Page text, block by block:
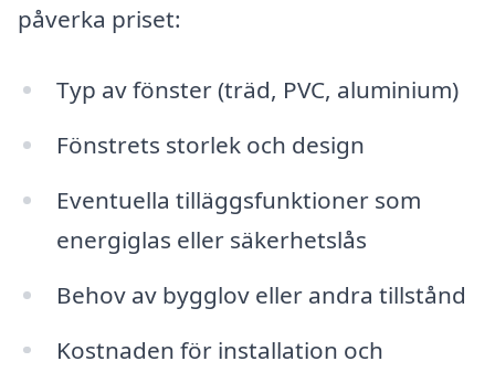
påverka priset:
Typ av fönster (träd, PVC, aluminium)
Fönstrets storlek och design
Eventuella tilläggsfunktioner som
energiglas eller säkerhetslås
Behov av bygglov eller andra tillstånd
Kostnaden för installation och